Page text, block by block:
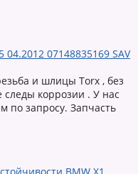
07148835169 SAV
и шлицы Torx , без
следы коррозии . У нас
по запросу. Запчасть